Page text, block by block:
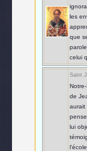
les
que
celui
Saint
de
aurait
lui